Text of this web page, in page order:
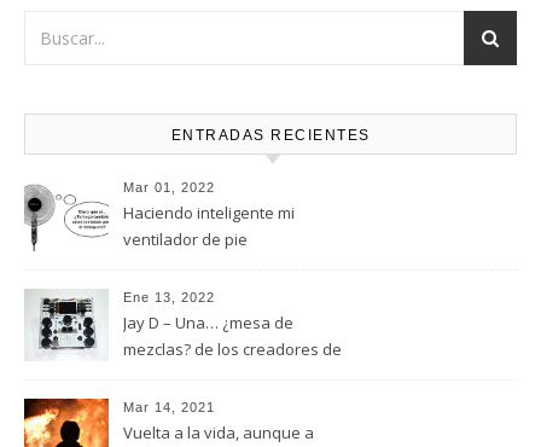
ENTRADAS RECIENTES
Mar 01, 2022
Haciendo inteligente mi
ventilador de pie
Ene 13, 2022
Jay D – Una… ¿mesa de
mezclas? de los creadores de
Mar 14, 2021
Vuelta a la vida, aunque a